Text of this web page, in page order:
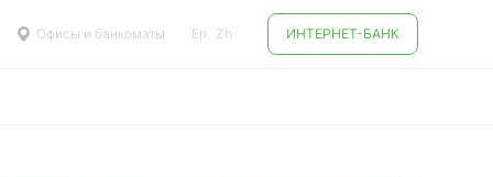
Офисы и банкоматы En Zh ИНТЕРНЕТ-БАНК